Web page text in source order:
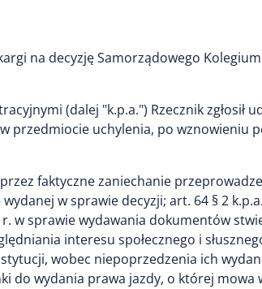
na decyzję Samorządowego Kolegium
(dalej "k.p.a.") Rzecznik zgłosił
przedmiocie uchylenia, po wznowieniu
faktyczne zaniechanie
w sprawie decyzji; art. 64 § 2
w sprawie wydawania dokumentów
interesu społecznego i
wobec niepoprzedzenia ich
do wydania prawa jazdy, o której mowa